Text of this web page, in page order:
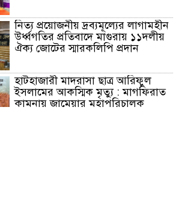
নিত্য প্রয়োজনীয় দ্রব্যমূল্যের লাগামহীন
উর্ধ্বগতির প্রতিবাদে মাগুরায় ১১দলীয়
ঐক্য জোটের স্মারকলিপি প্রদান
হাটহাজারী মাদরাসা ছাত্র আরিফুল
ইসলামের আকস্মিক মৃত্যু : মাগফিরাত
কামনায় জামেয়ার মহাপরিচালক